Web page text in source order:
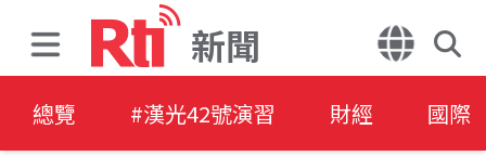
新聞
總覽 #漢光42號演習 財經 國際